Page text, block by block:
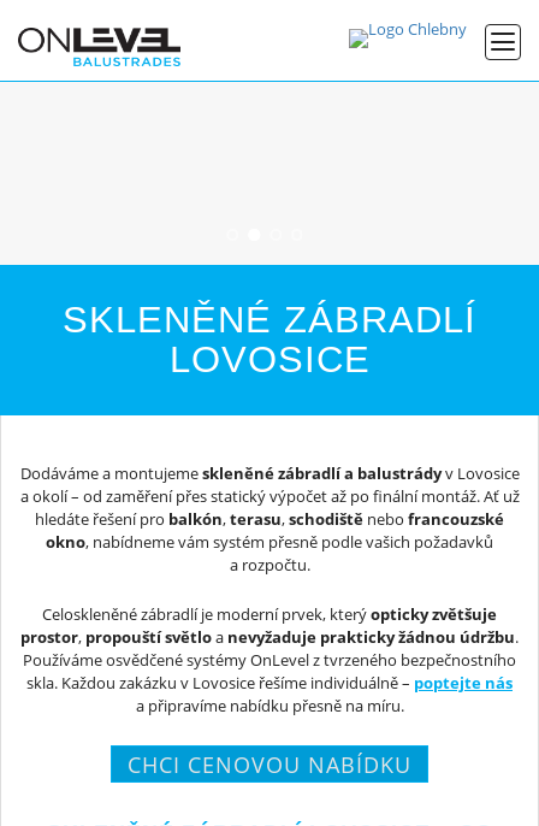
SKLENĚNÉ ZÁBRADLÍ
LOVOSICE
Dodáváme a montujemeskleněné zábradlí a balustrádyv Lovosice
a okolí – od zaměření přes statický výpočet až po finální montáž. Ať už
hledáte řešení pro balkón,terasu,schodiště nebo francouzské
okno, nabídneme vám systém přesně podle vašich požadavků
a rozpočtu.
Celoskleněné zábradlí je moderní prvek, kterýopticky zvětšuje
prostor, propouští světloa nevyžaduje prakticky žádnou údržbu.
Používáme osvědčené systémy OnLevel z tvrzeného bezpečnostního
skla. Každou zakázku v Lovosice řešíme individuálně – poptejte nás
a připravíme nabídku přesně na míru.
CHCI CENOVOU NABÍDKU